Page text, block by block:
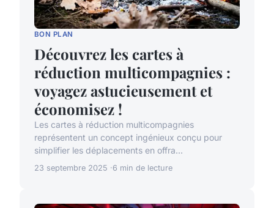
BON PLAN
Découvrez les cartes à
réduction multicompagnies :
voyagez astucieusement et
économisez !
Les cartes à réduction multicompagnies
représentent un concept ingénieux conçu pour
simplifier les déplacements en offra...
23 septembre 2025 6 min de lecture